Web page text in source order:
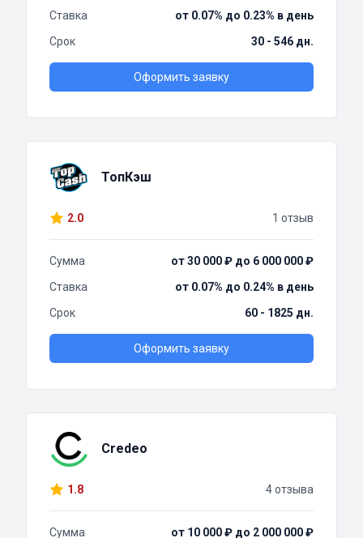
Ставка
от 0.07% до 0.23% в день
Срок
30 - 546 дн.
Оформить заявку
ТопКэш
2.0 1 отзыв
Сумма
от 30 000 ₽ до 6 000 000 ₽
Ставка
от 0.07% до 0.24% в день
Срок
60 - 1825 дн.
Оформить заявку
Credeo
1.8 4 отзыва
Сумма от 10 000 ₽ до 2 000 000 ₽